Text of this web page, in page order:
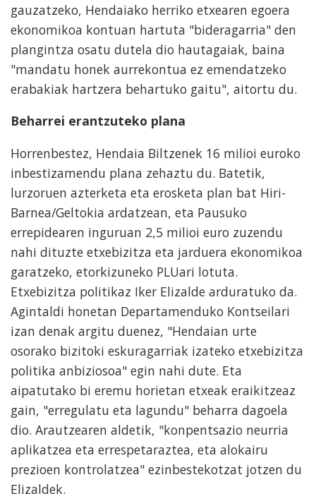
gauzatzeko, Hendaiako herriko etxearen egoera
ekonomikoa kontuan hartuta "bideragarria" den
plangintza osatu dutela dio hautagaiak, baina
"mandatu honek aurrekontua ez emendatzeko
erabakiak hartzera behartuko gaitu", aitortu du.
Beharrei erantzuteko plana
Horrenbestez, Hendaia Biltzenek 16 milioi euroko
inbestizamendu plana zehaztu du. Batetik,
lurzoruen azterketa eta erosketa plan bat Hiri-
Barnea/Geltokia ardatzean, eta Pausuko
errepidearen inguruan 2,5 milioi euro zuzendu
nahi dituzte etxebizitza eta jarduera ekonomikoa
garatzeko, etorkizuneko PLUari lotuta.
Etxebizitza politikaz Iker Elizalde arduratuko da.
Agintaldi honetan Departamenduko Kontseilari
izan denak argitu duenez, "Hendaian urte
osorako bizitoki eskuragarriak izateko etxebizitza
politika anbiziosoa" egin nahi dute. Eta
aipatutako bi eremu horietan etxeak eraikitzeaz
gain, "erregulatu eta lagundu" beharra dagoela
dio. Arautzearen aldetik, "konpentsazio neurria
aplikatzea eta errespetaraztea, eta alokairu
prezioen kontrolatzea" ezinbestekotzat jotzen du
Elizaldek.